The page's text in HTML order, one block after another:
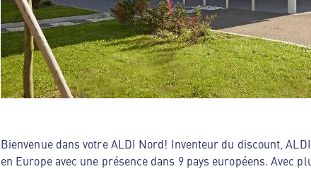
Bienvenue dans votre ALDI Nord! Inventeur du discount,
en Europe avec une présence dans 9 pays européens. Avec